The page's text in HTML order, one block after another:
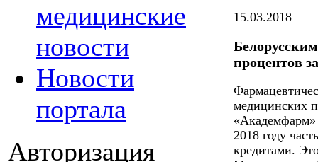
медицинские
новости
Новости
портала
Авторизация
15.03.2018
процентов
медицинских
«Академфарм»
2018 году
кредитами.